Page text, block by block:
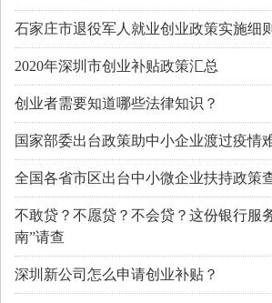
石家庄市退役军人就业创业政策实施细
2020年深圳市创业补贴政策汇总
创业者需要知道哪些法律知识？
国家部委出台政策助中小企业渡过疫情
全国各省市区出台中小微企业扶持政策
不敢贷？不愿贷？不会贷？这份银行服
南”请查
深圳新公司怎么申请创业补贴？